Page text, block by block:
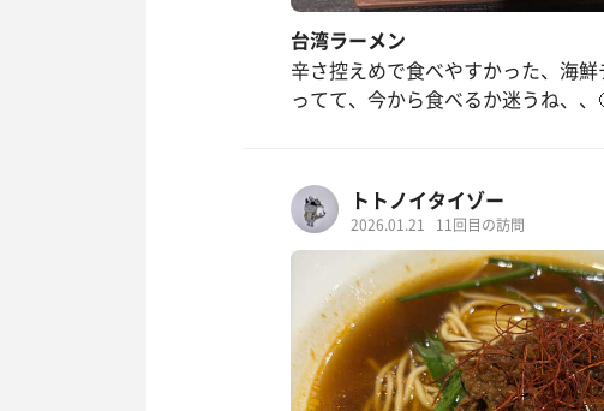
台湾ラーメン
辛さ控えめで食べやすかった、海
ってて、今から食べるか迷うね、、
トトノイタイゾー
2026.01.21 11回目の訪問